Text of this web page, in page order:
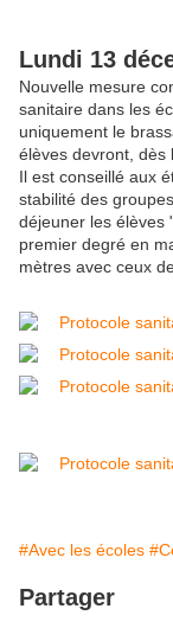
Lundi 13
Nouvelle mesure
sanitaire dans les
uniquement le
élèves devront, dès
Il est conseillé aux
stabilité des
déjeuner les élèves
premier degré en
mètres avec ceux
#Avec les écoles
Partager